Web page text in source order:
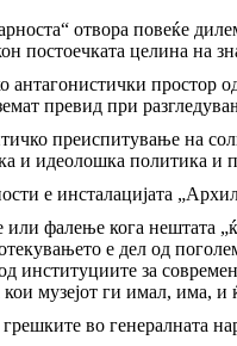
отвора повеќе
постоечката целина на
антагонистички
превид при
преиспитување на
и идеолошка политика и
е инсталацијата
фалење кога нештата
е дел од
институциите за
музејот ги имал, има,
во генералната